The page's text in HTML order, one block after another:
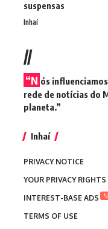
suspensas
Inhaí
//
“N ós
rede de notícias do
planeta.”
Inhaí
PRIVACY NOTICE
YOUR PRIVACY RIGHTS
INTEREST-BASE ADS
TERMS OF USE